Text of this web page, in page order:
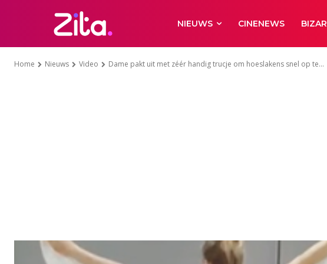
NIEUWS CINENEWS BIZAR
Home Nieuws Video Dame pakt uit met zéér handig trucje om hoeslakens snel op te...